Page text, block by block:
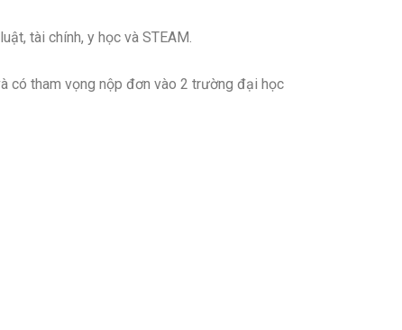
tài chính, y học và STEAM.
có tham vọng nộp đơn vào 2 trường đại học